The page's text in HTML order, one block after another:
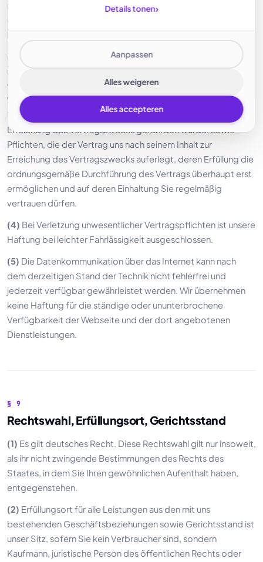
Details tonen›
Aanpassen
Alles weigeren
Alles accepteren
(2)
Die Haftung für Mängel im Rahmen der gesetzlichen
Gewährleistung richtet sich nach den entsprechenden
Regelungen in unseren Kundeninformationen (Teil II).
(3)
Sofern wesentliche Vertragspflichten betroffen sind, ist
unsere Haftung bei leichter Fahrlässigkeit auf den
vertragstypischen, vorhersehbaren Schaden begrenzt.
Wesentliche Vertragspflichten sind solche, die sich aus der
Natur des Vertrages ergeben und deren Verletzung die
Erreichung des Vertragszwecks gefährden würde, sowie
Pflichten, die der Vertrag uns nach seinem Inhalt zur
Erreichung des Vertragszwecks auferlegt, deren Erfüllung die
ordnungsgemäße Durchführung des Vertrags überhaupt erst
ermöglichen und auf deren Einhaltung Sie regelmäßig
vertrauen dürfen.
(4) Bei Verletzung unwesentlicher Vertragspflichten ist unsere
Haftung bei leichter Fahrlässigkeit ausgeschlossen.
(5) Die Datenkommunikation über das Internet kann nach
dem derzeitigen Stand der Technik nicht fehlerfrei und
jederzeit verfügbar gewährleistet werden. Wir übernehmen
keine Haftung für die ständige oder ununterbrochene
Verfügbarkeit der Webseite und der dort angebotenen
Dienstleistungen.
§ 9
Rechtswahl, Erfüllungsort, Gerichtsstand
(1) Es gilt deutsches Recht. Diese Rechtswahl gilt nur insoweit,
als ihr nicht zwingende Bestimmungen des Rechts des
Staates, in dem Sie Ihren gewöhnlichen Aufenthalt haben,
entgegenstehen.
(2) Erfüllungsort für alle Leistungen aus den mit uns
bestehenden Geschäftsbeziehungen sowie Gerichtsstand ist
unser Sitz, sofern Sie kein Verbraucher sind, sondern
Kaufmann, juristische Person des öffentlichen Rechts oder